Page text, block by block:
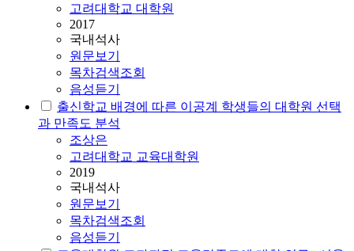
고려대학교 대학원
2017
국내석사
원문보기
목차검색조회
음성듣기
출신학교 배경에 따른 이공계 학생들의 대학원 선택
과 만족도 분석
조상은
고려대학교 교육대학원
2019
국내석사
원문보기
목차검색조회
음성듣기